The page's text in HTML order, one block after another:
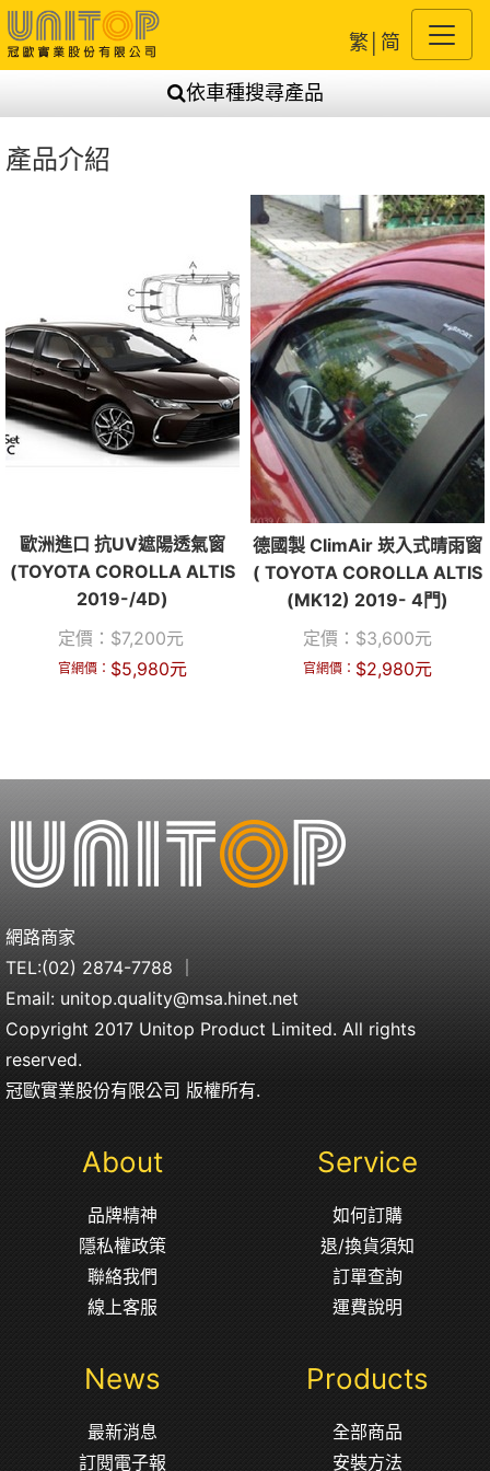
繁 简
依車種搜尋產品
產品介紹
歐洲進口 抗UV遮陽透氣窗
(TOYOTA COROLLA ALTIS
2019-/4D)
定價： $7,200元
官網價： $5,980元
德國製 ClimAir 崁入式晴雨窗
( TOYOTA COROLLA ALTIS
(MK12) 2019- 4門)
定價： $3,600元
官網價： $2,980元
網路商家
TEL:(02) 2874-7788
Email: unitop.quality@msa.hinet.net
Copyright 2017 Unitop Product Limited. All rights
reserved.
冠歐實業股份有限公司 版權所有.
About
品牌精神
隱私權政策
聯絡我們
線上客服
Service
如何訂購
退/換貨須知
訂單查詢
運費說明
News
最新消息
訂閱電子報
Products
全部商品
安裝方法